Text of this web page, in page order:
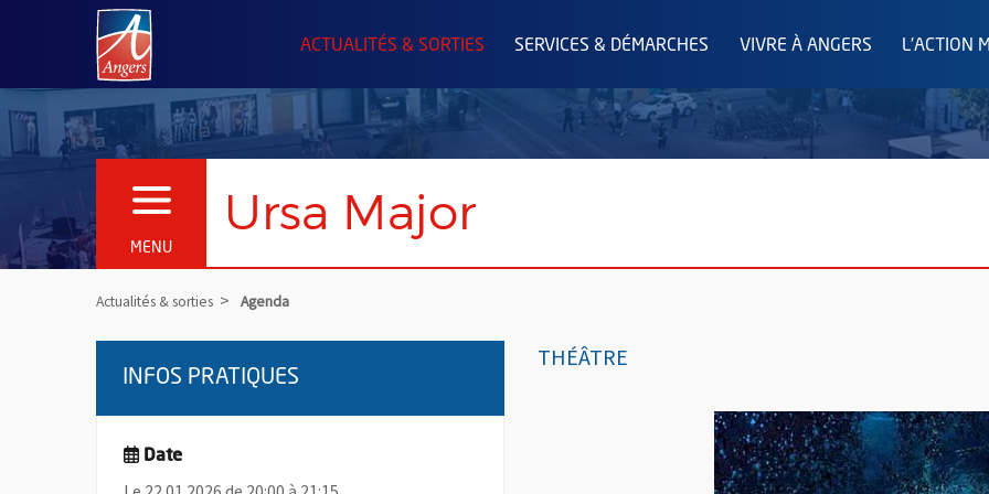
Angers.fr : Retour à l'accueil
ACTUALITÉS & SORTIES SERVICES & DÉMARCHES VIVRE À ANGERS L'ACTION
MENU
OUVRIR LE MENU Ursa Major
Actualités & sorties Agenda
THÉÂTRE
INFOS PRATIQUES
Date